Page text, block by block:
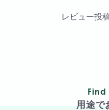
レビュー投
Find
用途で